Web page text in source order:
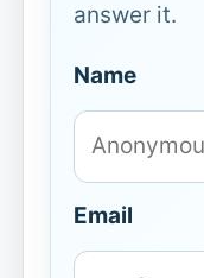
answer it.
Name
Email